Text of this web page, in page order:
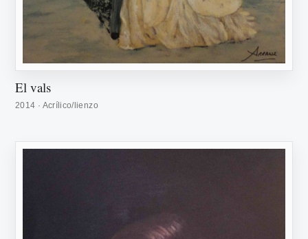
El vals
2014 · Acrílico/lienzo